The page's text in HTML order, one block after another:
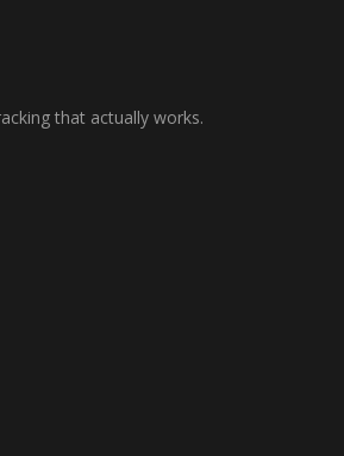
that actually works.